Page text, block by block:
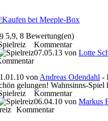
5,9, 8 Bewertung(en)
Kommentar
07.05.13 von Lotte
von Andreas Odendahl -
gelungen! Wahnsinns-Spiel
Kommentar
06.04.10 von Markus
Kommentar